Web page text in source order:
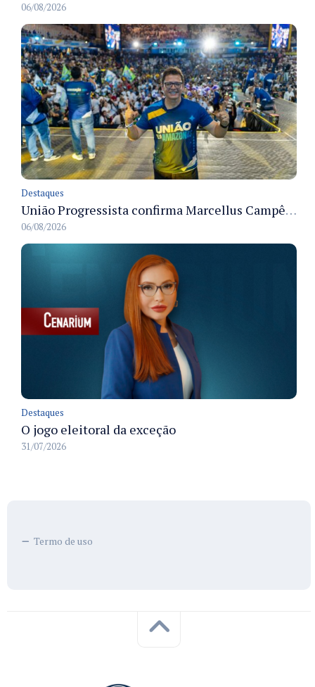
06/08/2026
Destaques
União Progressista confirma Marcellus Campêlo como candidato a deputado estadual
06/08/2026
Destaques
O jogo eleitoral da exceção
31/07/2026
Termo de uso